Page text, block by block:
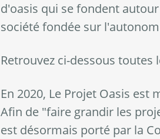
d'oasis qui se fondent
société fondée sur
Retrouvez ci-dessous
En 2020, Le Projet Oasis
Afin de "faire grandir les
est désormais porté par la